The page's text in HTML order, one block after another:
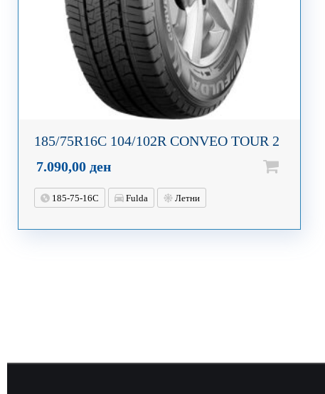
185/75R16C 104/102R CONVEO TOUR 2
7.090,00 ден
185-75-16C Fulda Летни